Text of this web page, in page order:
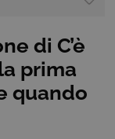
di C’è
prima
quando